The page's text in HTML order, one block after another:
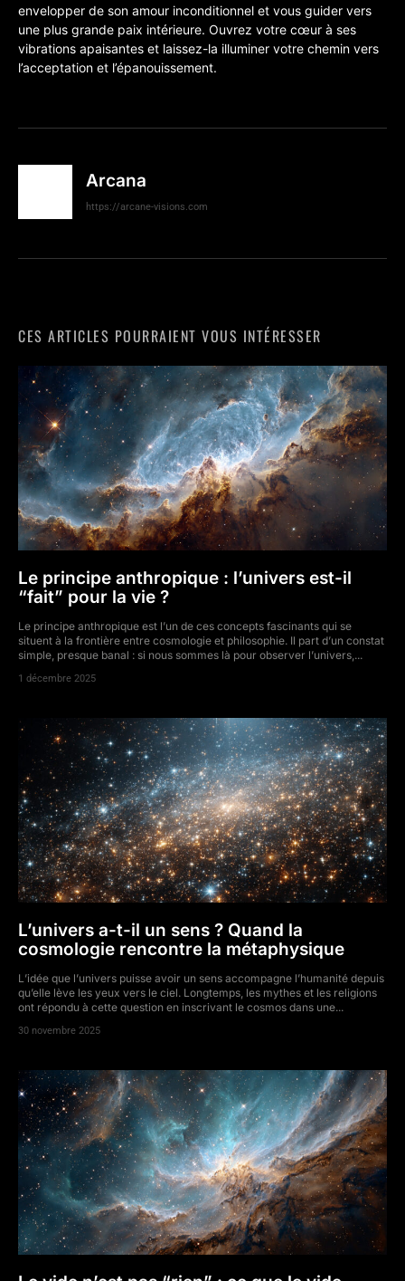
envelopper de son amour inconditionnel et vous guider vers
une plus grande paix intérieure. Ouvrez votre cœur à ses
vibrations apaisantes et laissez-la illuminer votre chemin vers
l’acceptation et l’épanouissement.
Arcana
https://arcane-visions.com
CES ARTICLES POURRAIENT VOUS INTÉRESSER
Le principe anthropique : l’univers est-il
“fait” pour la vie ?
Le principe anthropique est l’un de ces concepts fascinants qui se
situent à la frontière entre cosmologie et philosophie. Il part d’un constat
simple, presque banal : si nous sommes là pour observer l’univers,...
1 décembre 2025
L’univers a-t-il un sens ? Quand la
cosmologie rencontre la métaphysique
L’idée que l’univers puisse avoir un sens accompagne l’humanité depuis
qu’elle lève les yeux vers le ciel. Longtemps, les mythes et les religions
ont répondu à cette question en inscrivant le cosmos dans une...
30 novembre 2025